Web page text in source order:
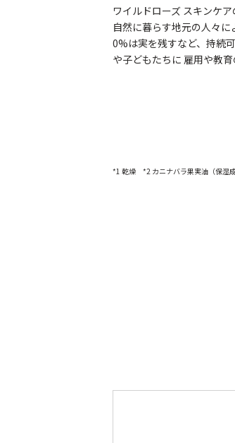
ワイルドローズ スキンケ
自然に暮らす地元の人々
0%は実を残すなど、持続
や子どもたちに 雇用や教
*1 乾燥 *2 カニナバラ果実油（保湿